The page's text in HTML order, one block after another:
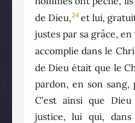
de Dieu,24et lui,
justes par sa grâce,
accomplie dans le
de Dieu était que le
pardon, en son
C’est ainsi que
justice, lui qui,